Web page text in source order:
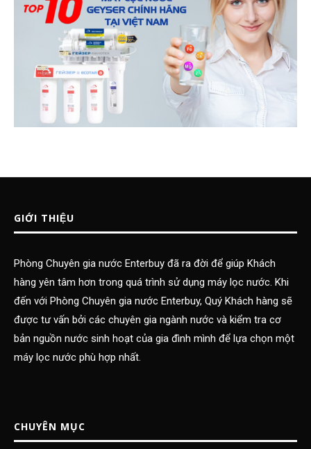
GIỚI THIỆU
Phòng Chuyên gia nước Enterbuy đã ra đời để giúp Khách
hàng yên tâm hơn trong quá trình sử dụng máy lọc nước. Khi
đến với Phòng Chuyên gia nước Enterbuy, Quý Khách hàng sẽ
được tư vấn bởi các chuyên gia ngành nước và kiểm tra cơ
bản nguồn nước sinh hoạt của gia đình mình để lựa chọn một
máy lọc nước phù hợp nhất.
CHUYÊN MỤC